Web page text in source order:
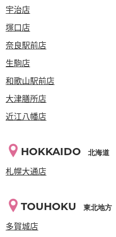
宇治店
塚口店
奈良駅前店
生駒店
和歌山駅前店
大津膳所店
近江八幡店
HOKKAIDO 北海道
札幌大通店
TOUHOKU 東北地方
多賀城店